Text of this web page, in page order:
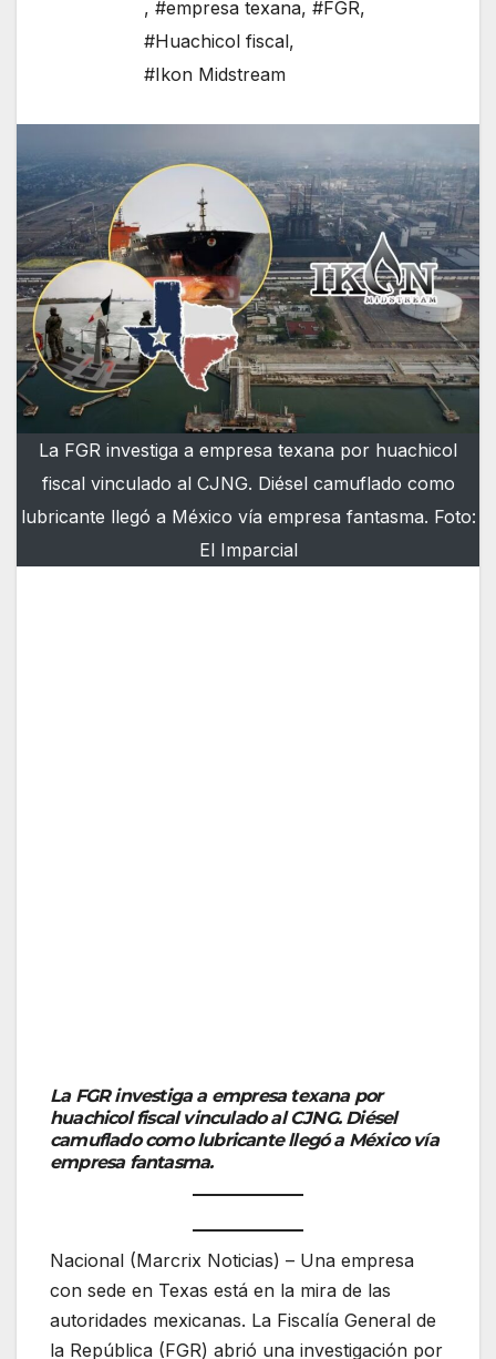
, #empresa texana, #FGR,
#Huachicol fiscal,
#Ikon Midstream
La FGR investiga a empresa texana por huachicol
fiscal vinculado al CJNG. Diésel camuflado como
lubricante llegó a México vía empresa fantasma. Foto:
El Imparcial
La FGR investiga a empresa texana por
huachicol fiscal vinculado al CJNG. Diésel
camuflado como lubricante llegó a México vía
empresa fantasma.
Nacional (Marcrix Noticias) – Una empresa
con sede en Texas está en la mira de las
autoridades mexicanas. La Fiscalía General de
la República (FGR) abrió una investigación por